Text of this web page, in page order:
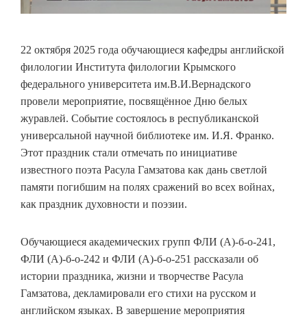
22 октября 2025 года обучающиеся кафедры английской
филологии Института филологии Крымского
федерального университета им.В.И.Вернадского
провели мероприятие, посвящённое Дню белых
журавлей. Событие состоялось в республиканской
универсальной научной библиотеке им. И.Я. Франко.
Этот праздник стали отмечать по инициативе
известного поэта Расула Гамзатова как дань светлой
памяти погибшим на полях сражений во всех войнах,
как праздник духовности и поэзии.
Обучающиеся академических групп ФЛИ (А)-б-о-241,
ФЛИ (А)-б-о-242 и ФЛИ (А)-б-о-251 рассказали об
истории праздника, жизни и творчестве Расула
Гамзатова, декламировали его стихи на русском и
английском языках. В завершение мероприятия